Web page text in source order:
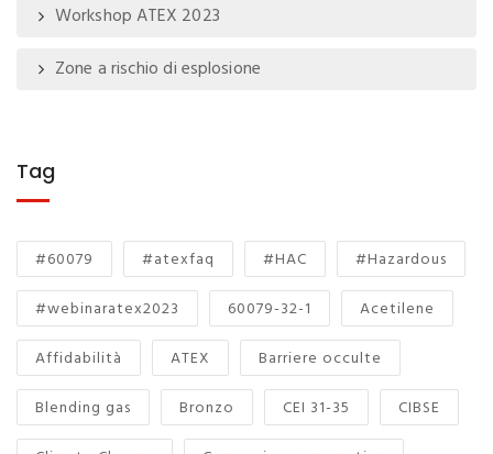
Workshop ATEX 2023
Zone a rischio di esplosione
Tag
#60079 #atexfaq #HAC
#Hazardous
#webinaratex2023
60079-32-1
Acetilene
Affidabilità
ATEX
Barriere occulte
Blending gas
Bronzo CEI 31-35
CIBSE